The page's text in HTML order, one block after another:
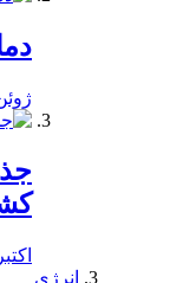
ژوئن 25,
اکتبر 21, 2019
انرژی